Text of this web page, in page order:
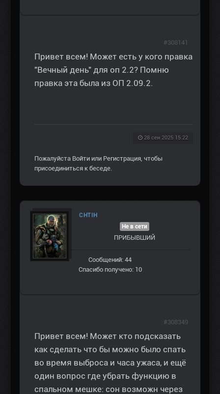
Привет всем! Может есть у кого правка
"Вечный день" для оп 2.2? Помню
правка эта была из ОП 2.09.2.
28 сен 2025 15:22
#308141
Пожалуйста Войти или Регистрация , чтобы
присоединиться к беседе.
CHTIH
Не в сети
ПРИБЫВШИЙ
Сообщений: 44
Спасибо получено: 10
Привет всем! Может кто подсказать
как сделать что бы можно было спать
во время выброса и часа ужаса, и ещё
один вопрос где убрать функцию в
спальном мешке: сон возможн через
#308349